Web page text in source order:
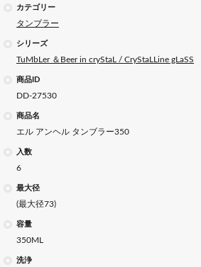
カテゴリー
タンブラー
シリーズ
TuMbLer ＆Beer in cryStaL / CryStaLLine gLaSS
商品ID
DD-27530
商品名
エル アンヘル タンブラー350
入数
6
最大径
(最大径73)
容量
350ML
洗浄